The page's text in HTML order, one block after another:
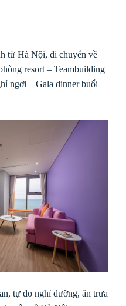
từ Hà Nội, di chuyển về
resort – Teambuilding
ngơi – Gala dinner buổi
tự do nghỉ dưỡng, ăn trưa